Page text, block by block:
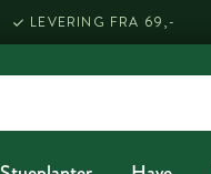
LEVERING FRA 69,-